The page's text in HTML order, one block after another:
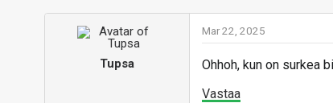
Tupsa
Mar 22, 2025
Ohhoh, kun on surkea
Vastaa